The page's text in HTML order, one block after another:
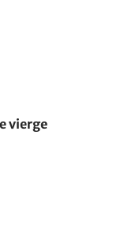
vierge